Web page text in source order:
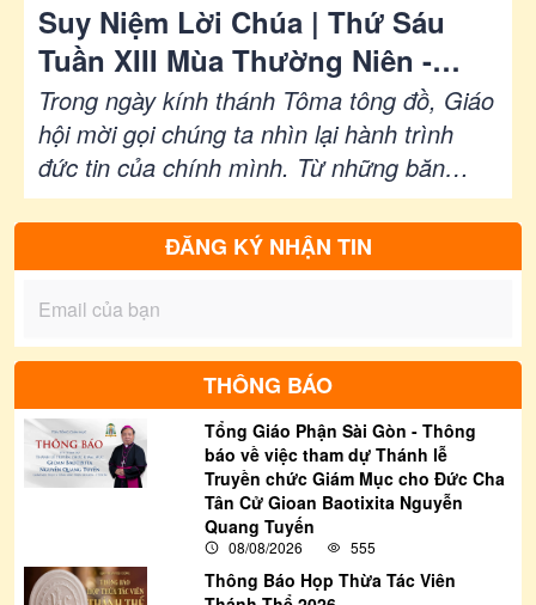
Suy Niệm Lời Chúa | Thứ Sáu
Tuần XIII Mùa Thường Niên -
THÁNH TÔMA, tông đồ - Lễ kính
| Ga 20,24-29 | Phút Cầu Nguyện
Trong ngày kính thánh Tôma tông đồ, Giáo
hội mời gọi chúng ta nhìn lại hành trình
đức tin của chính mình. Từ những băn
khoăn và hoài nghi, thánh Tôma đã đi đến
lời tuyên xưng trọn vẹn: “Lạy Chúa của
con, lạy Thiên Chúa của con!” (Ga 20,28).
Vì thế, lời Chúa Giêsu dành cho ông cũng
cứng lòng nữa, nhưng hãy tin” (Ga 20,27).
ĐĂNG KÝ NHẬN TIN
THÔNG BÁO
Tổng Giáo Phận Sài Gòn - Thông
báo về việc tham dự Thánh lễ
Truyền chức Giám Mục cho Đức Cha
Tân Cử Gioan Baotixita Nguyễn
Quang Tuyến
08/08/2026 555
Thông Báo Họp Thừa Tác Viên